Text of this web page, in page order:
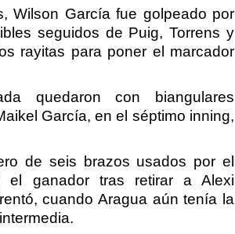
Wilson García fue golpeado por
seguidos de Puig, Torrens y
rayitas para poner el marcador
quedaron con biangulares
García, en el séptimo inning,
de seis brazos usados por el
el ganador tras retirar a Alexi
cuando Aragua aún tenía la